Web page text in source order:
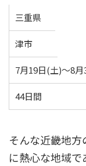
三重県
津市
7月19日(土)～8
44日間
そんな近畿地
に熱心な地域